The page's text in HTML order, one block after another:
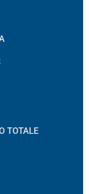
TOTALE